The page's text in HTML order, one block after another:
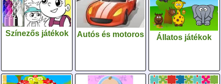
Színezős játékok Autós és motoros Állatos játékok